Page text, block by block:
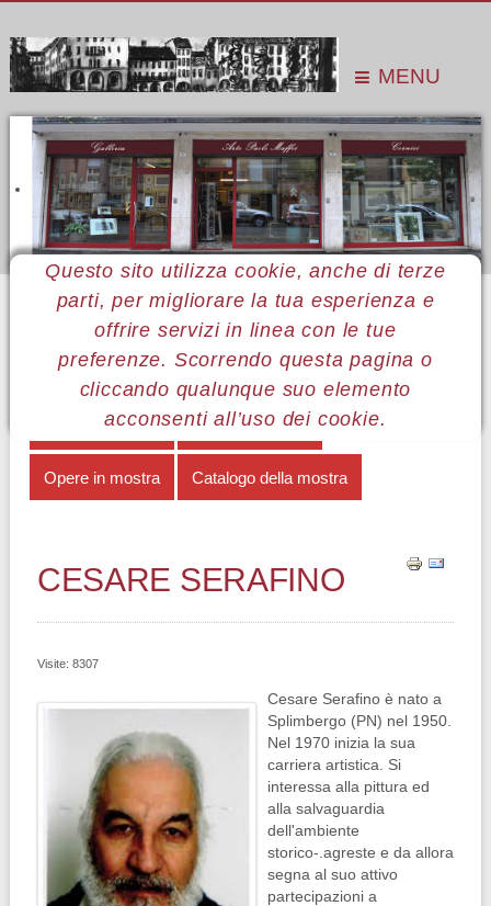
MENU
Questo sito utilizza cookie, anche di terze
parti, per migliorare la tua esperienza e
offrire servizi in linea con le tue
preferenze. Scorrendo questa pagina o
cliccando qualunque suo elemento
acconsenti all’uso dei cookie.
Sei qui: Home Le mostre
Mostre 2011
Cesare Serafino
Cesare Serafino: note biografiche
MENÙ CESARE SERAFINO
Cesare Serafino Note biografiche
Opere in mostra Catalogo della mostra
CESARE SERAFINO
Visite: 8307
Cesare Serafino è nato a
Splimbergo (PN) nel 1950.
Nel 1970 inizia la sua
carriera artistica. Si
interessa alla pittura ed
alla salvaguardia
dell'ambiente
storico-.agreste e da allora
segna al suo attivo
partecipazioni a